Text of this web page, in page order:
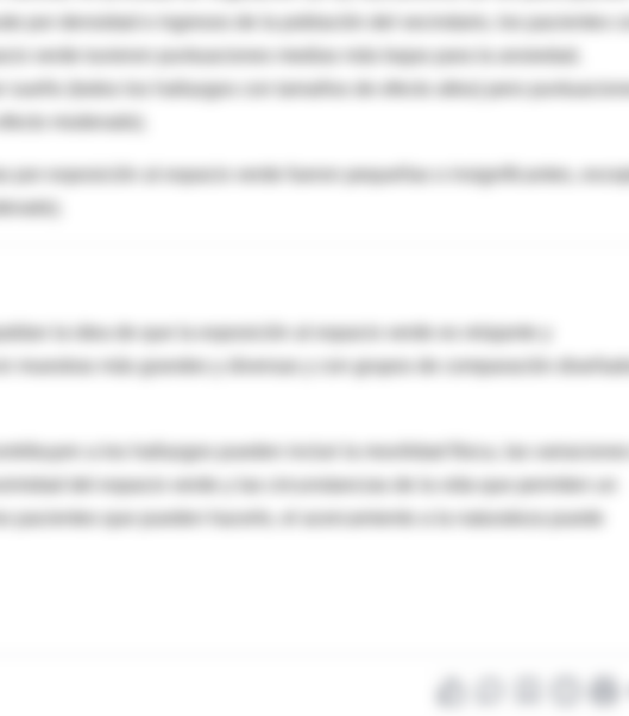
por densidad e ingresos de la población del vecindario, los pacientes
verde tuvieron puntuaciones medias más bajas para la ansiedad,
sueño (todos los hallazgos con tamaños de efecto altos) pero
por exposición al espacio verde fueron pequeñas o insignificantes,
la idea de que la exposición al espacio verde es relajante y
muestras más grandes y diversas y con grupos de comparación
a los hallazgos pueden incluir la movilidad física, las variaciones
del espacio verde y las circunstancias de la vida que permiten un
pacientes que pueden hacerlo, el acercamiento a la naturaleza puede